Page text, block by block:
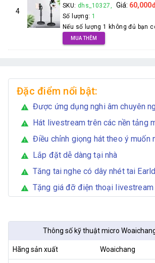
4
SKU: dhs_10327, Giá:
Số lượng: 1
Nếu số lượng 1 không đủ bạn
MUA THÊM
Đặc điểm nổi bật:
warning Được ứng dụng nghi âm chuyên
warning Hát livestream trên các nền tảng
warning Điều chỉnh giọng hát theo ý muốn
warning Lắp đặt dễ dàng tại nhà
warning Tăng tai nghe có dây nhét tai
warning Tặng giá đỡ điện thoại livestream
Thông số kỹ thuật micro
Hãng sản xuất Woaichang